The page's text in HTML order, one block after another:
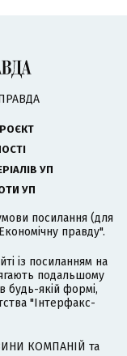
УП
УП
посилання (для
правду".
із посиланням на
подальшому
якій формі,
"Інтерфакс-
КОМПАНІЙ та